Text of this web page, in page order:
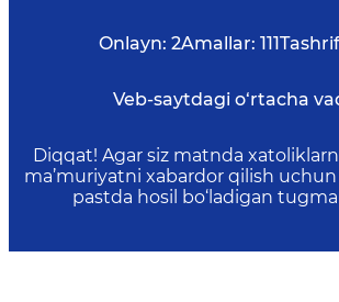
Onlayn: 2Amallar: 111
Veb-saytdagi o‘rtacha
Diqqat! Agar siz matnda
ma’muriyatni xabardor qilish
pastda hosil bo‘ladigan